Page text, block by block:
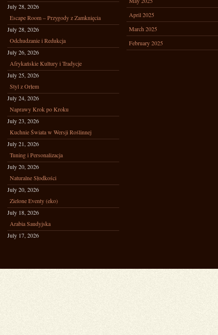
July 28, 2026
Escape Room – Przygody z Zamknięcia
July 28, 2026
Odchudzanie i Redukcja
July 26, 2026
Afrykańskie Kultury i Tradycje
July 25, 2026
Styl z Orłem
July 24, 2026
Naprawy Krok po Kroku
July 23, 2026
Kuchnie Świata w Wersji Roślinnej
July 21, 2026
Tuning i Personalizacja
July 20, 2026
Naturalne Słodkości
July 20, 2026
Zielone Eventy (eko)
July 18, 2026
Arabia Saudyjska
July 17, 2026
April 2025
March 2025
February 2025